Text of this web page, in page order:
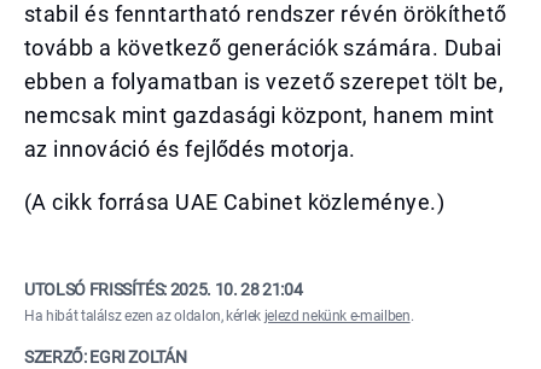
stabil és fenntartható rendszer révén örökíthető
tovább a következő generációk számára. Dubai
ebben a folyamatban is vezető szerepet tölt be,
nemcsak mint gazdasági központ, hanem mint
az innováció és fejlődés motorja.
(A cikk forrása UAE Cabinet közleménye.)
UTOLSÓ FRISSÍTÉS:2025. 10. 28 21:04
Ha hibát találsz ezen az oldalon, kérlek jelezd nekünk e-mailben.
SZERZŐ: EGRI ZOLTÁN